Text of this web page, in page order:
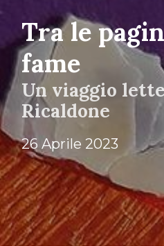
Tra le
fame
Un viaggio
Ricaldone
26 Aprile 2023